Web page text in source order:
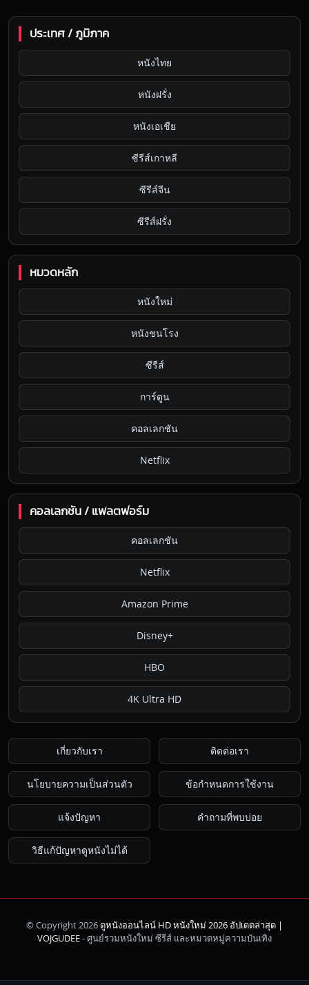
ประเทศ / ภูมิภาค
หนังไทย
หนังฝรั่ง
หนังเอเชีย
ซีรีส์เกาหลี
ซีรีส์จีน
ซีรีส์ฝรั่ง
หมวดหลัก
หนังใหม่
หนังชนโรง
ซีรีส์
การ์ตูน
คอลเลกชัน
Netflix
คอลเลกชัน / แพลตฟอร์ม
คอลเลกชัน
Netflix
Amazon Prime
Disney+
HBO
4K Ultra HD
เกี่ยวกับเรา ติดต่อเรา
นโยบายความเป็นส่วนตัว ข้อกำหนดการใช้งาน
แจ้งปัญหา คำถามที่พบบ่อย
วิธีแก้ปัญหาดูหนังไม่ได้
© Copyright 2026ดูหนังออนไลน์ HD หนังใหม่ 2026 อัปเดตล่าสุด |
VOJGUDEE- ศูนย์รวมหนังใหม่ ซีรีส์ และหมวดหมู่ความบันเทิง
ค้นหา